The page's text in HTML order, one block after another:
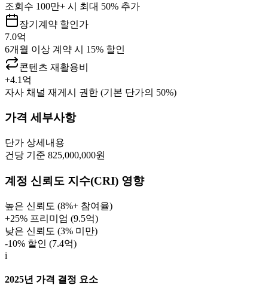
조회수 100만+ 시 최대 50% 추가
장기계약 할인가
7.0억
6개월 이상 계약 시 15% 할인
콘텐츠 재활용비
+4.1억
자사 채널 재게시 권한 (기본 단가의 50%)
가격 세부사항
단가 상세내용
건당 기준 825,000,000원
계정 신뢰도 지수(CRI) 영향
높은 신뢰도 (8%+ 참여율)
+25% 프리미엄 (9.5억)
낮은 신뢰도 (3% 미만)
-10% 할인 (7.4억)
i
2025년 가격 결정 요소